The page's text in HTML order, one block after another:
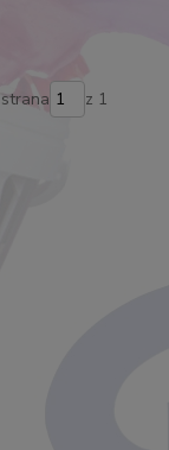
strana z 1